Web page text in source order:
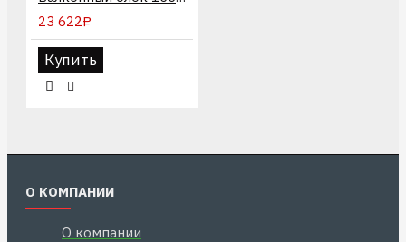
23 622₽
Купить
О КОМПАНИИ
О компании